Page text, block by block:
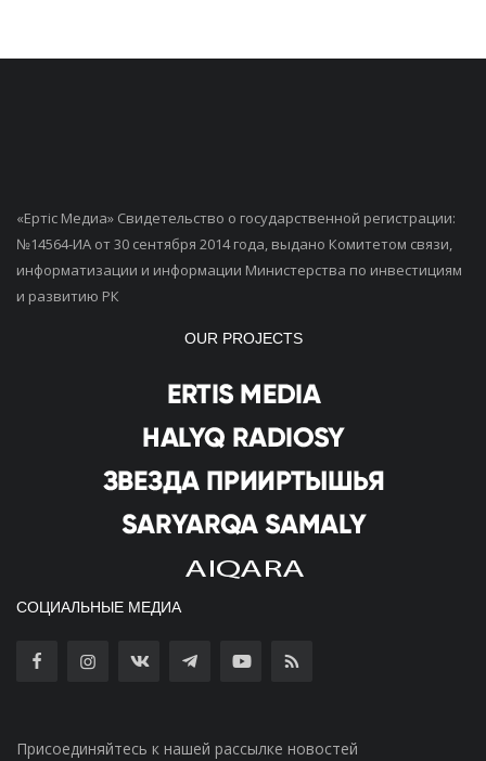
«Ертiс Медиа» Свидетельство о государственной регистрации:
№14564-ИА от 30 сентября 2014 года, выдано Комитетом связи,
информатизации и информации Министерства по инвестициям
и развитию РК
OUR PROJECTS
СОЦИАЛЬНЫЕ МЕДИА
Присоединяйтесь к нашей рассылке новостей